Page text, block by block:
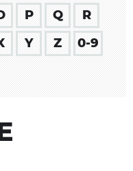
P Q
R
Y Z
0-9